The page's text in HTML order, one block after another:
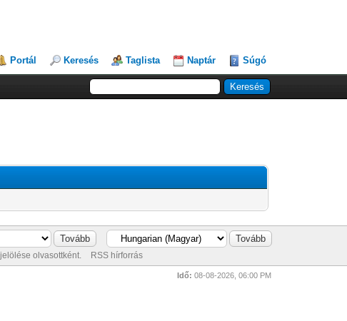
Portál Keresés Taglista Naptár Súgó
olvasottként. RSS hírforrás
Idő: 08-08-2026, 06:00 PM